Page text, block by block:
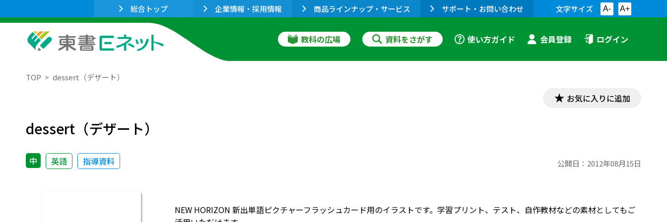
総合トップ 企業情報・採用情報 商品ラインナップ・サービス サポート・お問い合わせ 文字サイズ A- A+
教科の広場 資料をさがす 使い方ガイド 会員登録 ログイン
TOP dessert（デザート）
お気に入りに追加
dessert（デザート）
中 英語 指導資料 公開日： 2012年08月15日
NEW HORIZON 新出単語ピクチャーフラッシュカード用のイラストです。学習プリント、テスト、自作教材などの素材としてもご